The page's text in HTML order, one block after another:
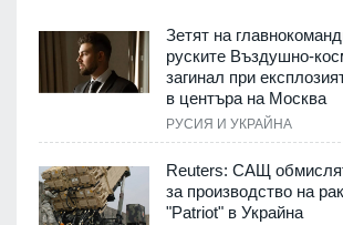
Зетят на
руските Въздушно-
загинал при
в центъра на Москва
РУСИЯ И УКРАЙНА
Reuters: САЩ
за производство на
"Patriot" в Украйна